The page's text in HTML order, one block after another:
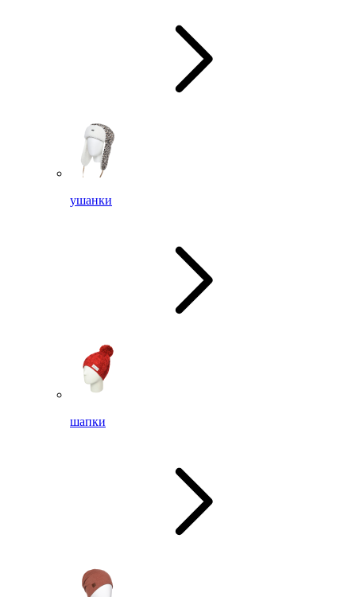
ушанки
шапки